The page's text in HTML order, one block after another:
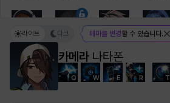
레온 루크 르노어
카메라 나타폰
Q W E R T
라이트 다크 테마를 변경할 수 있습니다.